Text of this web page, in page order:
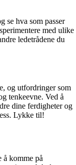
se hva som passer
med ulike
ledetrådene du
og utfordringer som
tenkeevne. Ved å
dine ferdigheter og
Lykke til!
å komme på